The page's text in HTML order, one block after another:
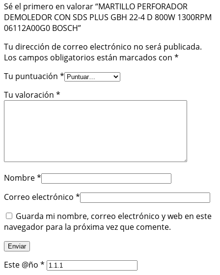
Sé el primero en valorar “MARTILLO PERFORADOR
DEMOLEDOR CON SDS PLUS GBH 22-4 D 800W 1300RPM
06112A00G0 BOSCH”
Tu dirección de correo electrónico no será publicada.
Los campos obligatorios están marcados con *
Tu puntuación *
Tu valoración *
Nombre*
Correo electrónico *
Guarda mi nombre, correo electrónico y web en este
navegador para la próxima vez que comente.
Este @ño *